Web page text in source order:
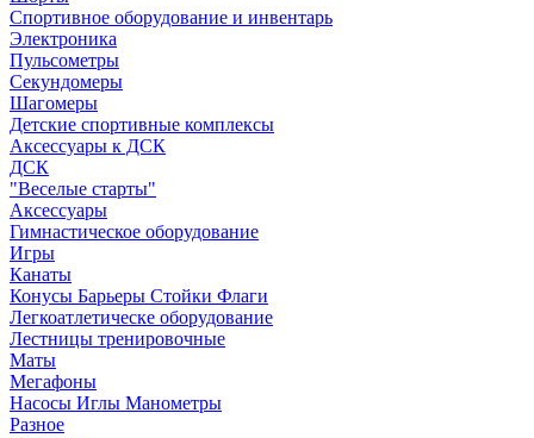
Спортивное оборудование и инвентарь
Электроника
Пульсометры
Секундомеры
Шагомеры
Детские спортивные комплексы
Аксессуары к ДСК
ДСК
"Веселые старты"
Аксессуары
Гимнастическое оборудование
Игры
Канаты
Конусы Барьеры Стойки Флаги
Легкоатлетическе оборудование
Лестницы тренировочные
Маты
Мегафоны
Насосы Иглы Манометры
Разное